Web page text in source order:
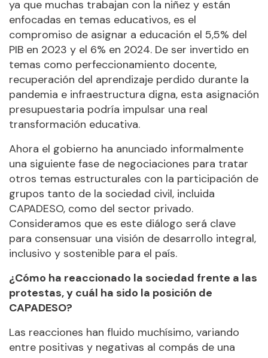
ya que muchas trabajan con la niñez y están
enfocadas en temas educativos, es el
compromiso de asignar a educación el 5,5% del
PIB en 2023 y el 6% en 2024. De ser invertido en
temas como perfeccionamiento docente,
recuperación del aprendizaje perdido durante la
pandemia e infraestructura digna, esta asignación
presupuestaria podría impulsar una real
transformación educativa.
Ahora el gobierno ha anunciado informalmente
una siguiente fase de negociaciones para tratar
otros temas estructurales con la participación de
grupos tanto de la sociedad civil, incluida
CAPADESO, como del sector privado.
Consideramos que es este diálogo será clave
para consensuar una visión de desarrollo integral,
inclusivo y sostenible para el país.
¿Cómo ha reaccionado la sociedad frente a las
protestas, y cuál ha sido la posición de
CAPADESO?
Las reacciones han fluido muchísimo, variando
entre positivas y negativas al compás de una